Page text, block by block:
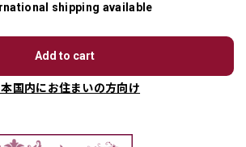
shipping available
Add to cart
本国内にお住まいの方向け